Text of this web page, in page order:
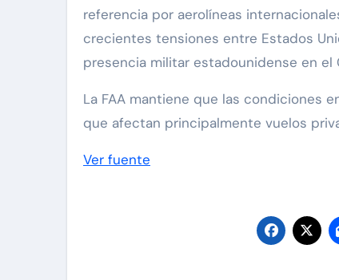
referencia por aerolíneas
crecientes tensiones entre Estados
presencia militar estadounidense en el
La FAA mantiene que las condiciones
que afectan principalmente vuelos
Ver fuente